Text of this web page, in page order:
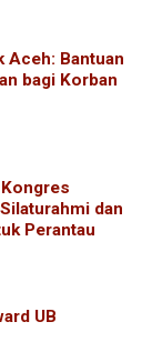
Aceh: Bantuan
bagi Korban
Kongres
dan
Perantau
UB